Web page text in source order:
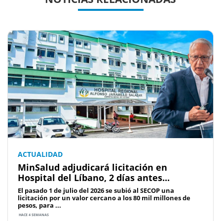
ACTUALIDAD
MinSalud adjudicará licitación en
Hospital del Líbano, 2 días antes...
El pasado 1 de julio del 2026 se subió al SECOP una
licitación por un valor cercano a los 80 mil millones de
pesos, para ...
HACE 4 SEMANAS